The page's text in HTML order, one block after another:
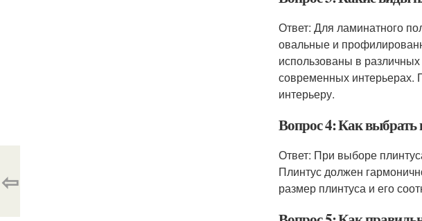
Ответ: Для ламинатного
овальные и
использованы в
современных интерьерах.
интерьеру.
Вопрос 4: Как выбрать
Ответ: При выборе
Плинтус должен
размер плинтуса и его
⇦